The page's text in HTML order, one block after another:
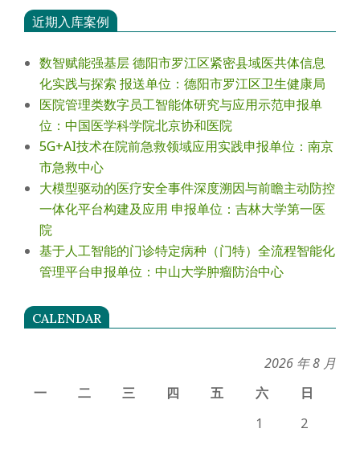
近期入库案例
数智赋能强基层 德阳市罗江区紧密县域医共体信息
化实践与探索 报送单位：德阳市罗江区卫生健康局
医院管理类数字员工智能体研究与应用示范申报单
位：中国医学科学院北京协和医院
5G+AI技术在院前急救领域应用实践申报单位：南京
市急救中心
大模型驱动的医疗安全事件深度溯因与前瞻主动防控
一体化平台构建及应用 申报单位：吉林大学第一医
院
基于人工智能的门诊特定病种（门特）全流程智能化
管理平台申报单位：中山大学肿瘤防治中心
CALENDAR
2026 年 8 月
一
二 三 四 五 六
日
1
2